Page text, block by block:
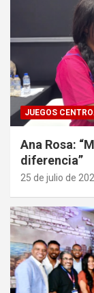
JUEGOS
Ana Rosa:
diferencia”
25 de julio de